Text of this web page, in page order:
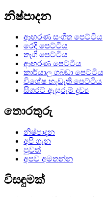
නිෂ්පාදන
ආභරණ සංගීත පෙට්ටිය
රෙදි පෙට්ටිය
තෑගි පෙට්ටිය
ආභරණ පෙට්ටිය
කාර්යාල ගබඩා පෙට්ටිය
විශේෂ හැඩැති පෙට්ටිය
සිගරට් ඇසුරුම් ද්‍රව්‍ය
තොරතුරු
නිෂ්පාදන
අපි ගැන
පුවත්
අපව අමතන්න
විසඳුමක්